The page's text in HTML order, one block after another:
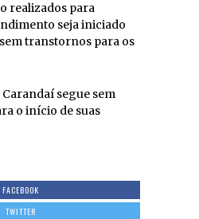
realizados para
seja iniciado
transtornos para os
Carandaí segue sem
o início de suas
FACEBOOK
TWITTER